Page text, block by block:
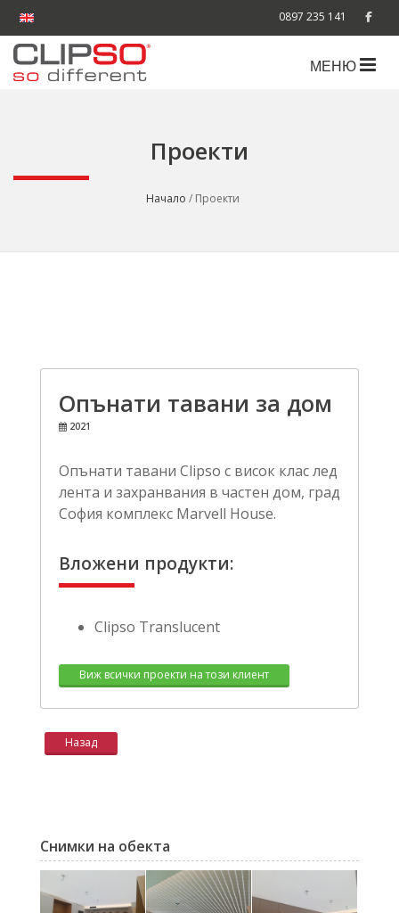
0897 235 141
МЕНЮ
Проекти
Начало / Проекти
Опънати тавани за дом
2021
Опънати тавани Clipso с висок клас лед
лента и захранвания в частен дом, град
София комплекс Marvell House.
Вложени продукти:
Clipso Translucent
Виж всички проекти на този клиент
Назад
Снимки на обекта